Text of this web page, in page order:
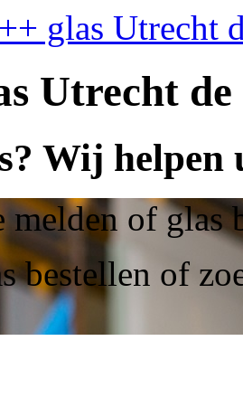
glas Utrecht
Utrecht
Wij
melden of
bestellen of